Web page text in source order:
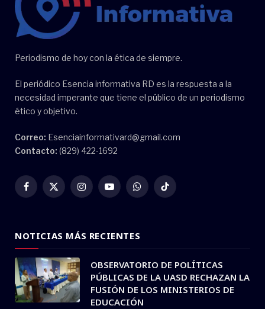
Periodismo de hoy con la ética de siempre.
El periódico Esencia informativa RD es la respuesta a la
necesidad imperante que tiene el público de un periodismo
ético y objetivo.
Correo: Esenciainformativard@gmail.com
Contacto: (829) 422-1692
Facebook
X
InstagramYouTubeWhatsAppTikTok
NOTICIAS MÁS RECIENTES
OBSERVATORIO DE POLÍTICAS
PÚBLICAS DE LA UASD RECHAZAN LA
FUSIÓN DE LOS MINISTERIOS DE
EDUCACIÓN